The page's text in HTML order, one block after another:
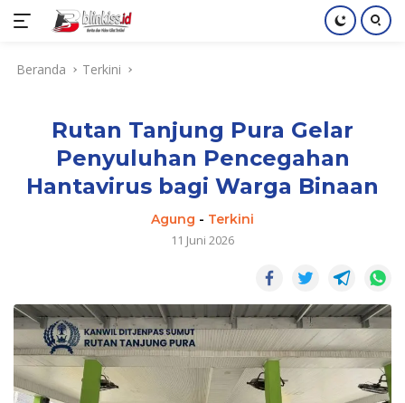
Beranda Terkini
Rutan Tanjung Pura Gelar
Penyuluhan Pencegahan
Hantavirus bagi Warga Binaan
Agung - Terkini
11 Juni 2026